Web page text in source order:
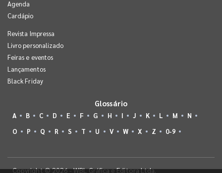
Agenda
Cardápio
Revista Impressa
Livro personalizado
Feiras e eventos
Lançamentos
Black Friday
Glossário
A B C D E F G H I J K L M
N
O
P Q R S T U V W X Z 0-9
Copyright © 2026 - WBL Gráfica e Editora Ltda.